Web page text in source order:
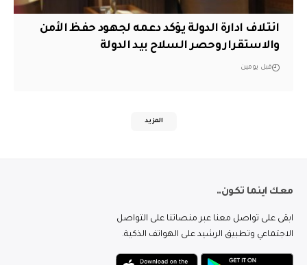
ائتلاف ادارة الدولة يؤكد دعمه لجهود حفظ الأمن
والاستقرار وحصر السلاح بيد الدولة
قبل يومين
المزيد
معك اينما تكون..
ابقى على تواصل معنا عبر منصاتنا على التواصل
الاجتماعي وتطبيق الرشيد على الهواتف الذكية.